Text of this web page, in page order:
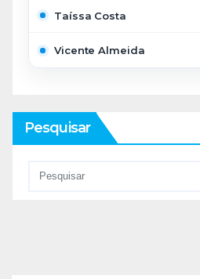
Taíssa Costa
Vicente Almeida
Pesquisar